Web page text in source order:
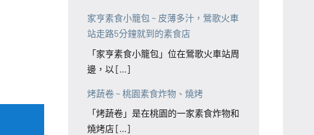
家亨素食小籠包 ~ 皮薄多汁，鶯歌火車
站走路5分鐘就到的素食店
「家亨素食小籠包」位在鶯歌火車站周
邊，以 [...]
烤蔬卷 ~ 桃園素食炸物、燒烤
「烤蔬卷」是在桃園的一家素食炸物和
燒烤店 [...]